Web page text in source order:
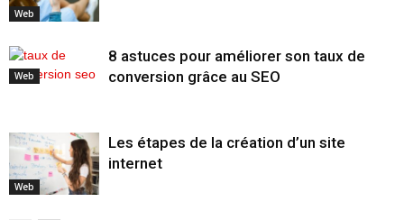
Web
Web
8 astuces pour améliorer son taux de
conversion grâce au SEO
Web
Les étapes de la création d’un site
internet